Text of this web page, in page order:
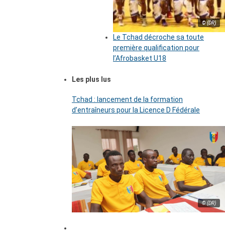
© (DR)
Le Tchad décroche sa toute
première qualification pour
l’Afrobasket U18
Les plus lus
Tchad : lancement de la formation
d’entraîneurs pour la Licence D Fédérale
© (DR)